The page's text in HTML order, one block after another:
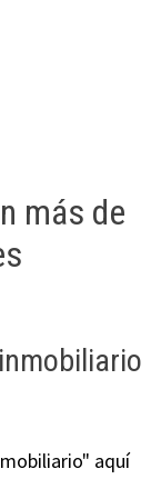
más de
aquí